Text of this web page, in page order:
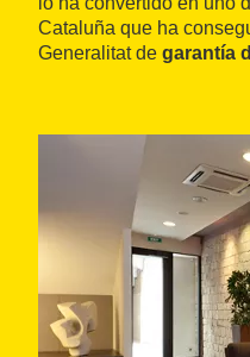
Cataluña que ha
Generalitat de garantía